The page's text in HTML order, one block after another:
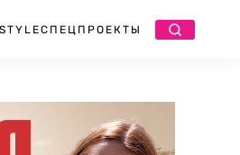
СПЕЦПРОЕКТЫ